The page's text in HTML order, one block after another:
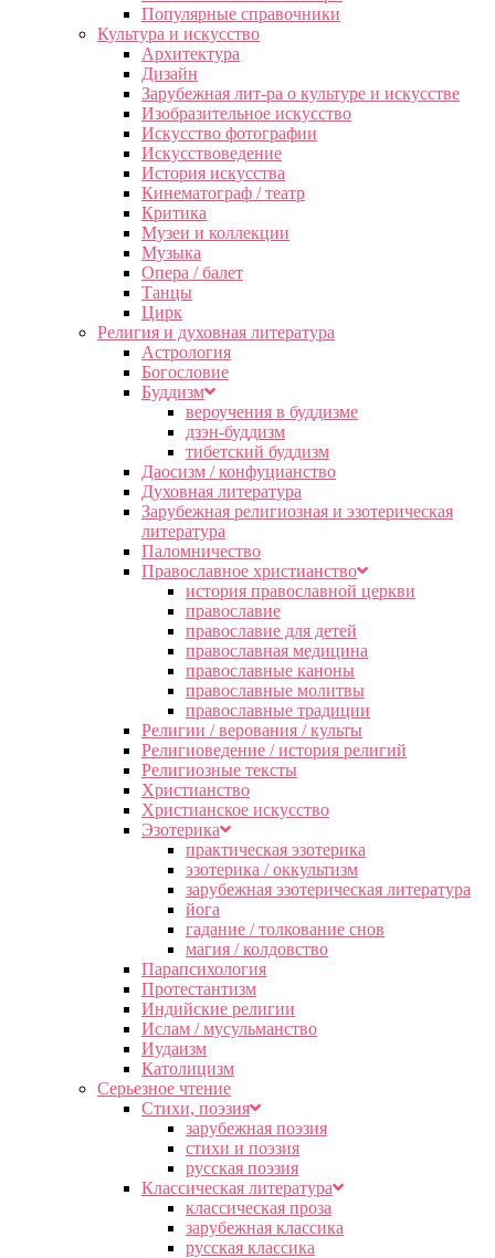
Популярные справочники
Культура и искусство
Архитектура
Дизайн
Зарубежная лит-ра о культуре и искусстве
Изобразительное искусство
Искусство фотографии
Искусствоведение
История искусства
Кинематограф / театр
Критика
Музеи и коллекции
Музыка
Опера / балет
Танцы
Цирк
Религия и духовная литература
Астрология
Богословие
Буддизм
вероучения в буддизме
дзэн-буддизм
тибетский буддизм
Даосизм / конфуцианство
Духовная литература
Зарубежная религиозная и эзотерическая
литература
Паломничество
Православное христианство
история православной церкви
православие
православие для детей
православная медицина
православные каноны
православные молитвы
православные традиции
Религии / верования / культы
Религиоведение / история религий
Религиозные тексты
Христианство
Христианское искусство
Эзотерика
практическая эзотерика
эзотерика / оккультизм
зарубежная эзотерическая литература
йога
гадание / толкование снов
магия / колдовство
Парапсихология
Протестантизм
Индийские религии
Ислам / мусульманство
Иудаизм
Католицизм
Серьезное чтение
Cтихи, поэзия
зарубежная поэзия
стихи и поэзия
русская поэзия
Классическая литература
классическая проза
зарубежная классика
русская классика